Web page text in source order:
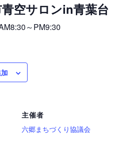
空サロンin青葉台
～PM9:30
主催者
六郷まちづくり協議会